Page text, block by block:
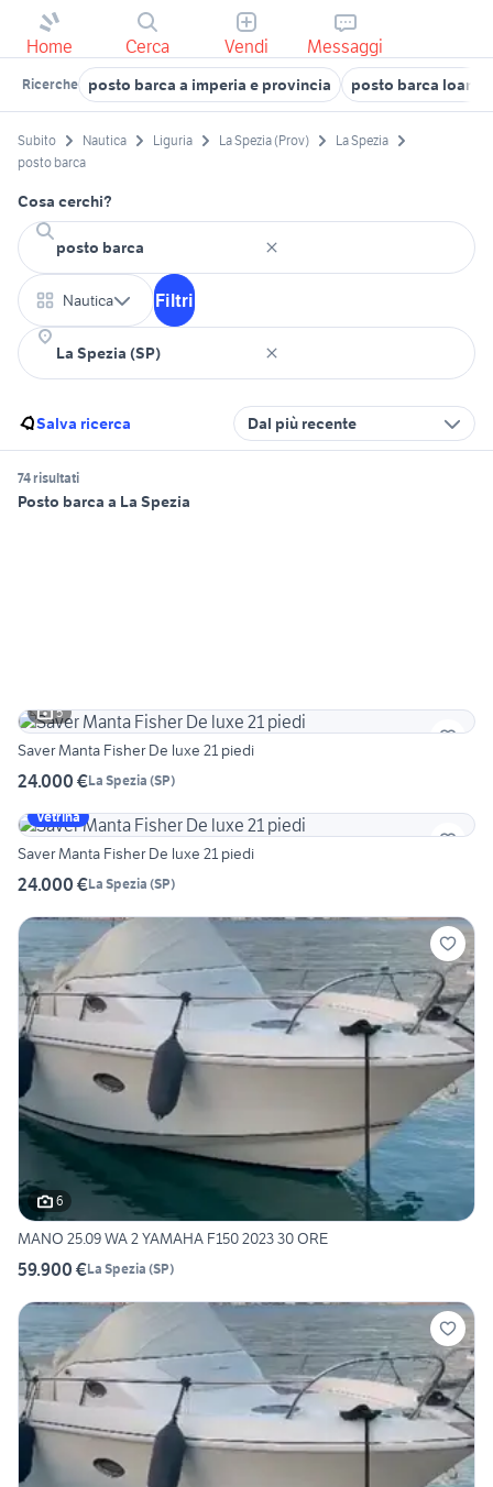
Home Cerca Vendi Messaggi
Ricerche posto barca a imperia e provincia posto barca loano
Subito Nautica Liguria La Spezia (Prov)
La Spezia
posto barca
Cosa cerchi?
Nautica Filtri
Salva ricerca Dal più recente
74 risultati
Posto barca a La Spezia
5
Saver Manta Fisher De luxe 21 piedi
24.000 €La Spezia (SP)
Vetrina
Saver Manta Fisher De luxe 21 piedi
24.000 €La Spezia (SP)
6
MANO 25.09 WA 2 YAMAHA F150 2023 30 ORE
59.900 €La Spezia (SP)